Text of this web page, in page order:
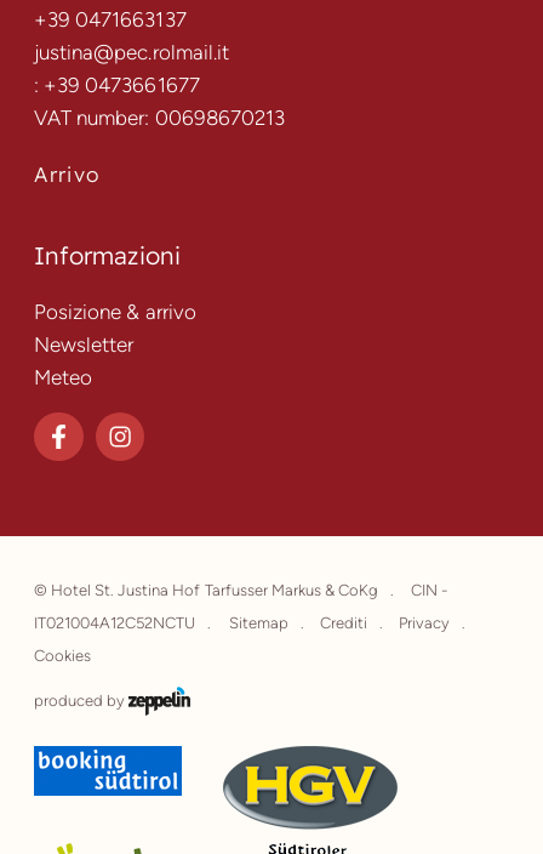
+39 0471663137
justina@pec.rolmail.it
: +39 0473661677
VAT number: 00698670213
Arrivo
Informazioni
Posizione & arrivo
Newsletter
Meteo
© Hotel St. Justina Hof Tarfusser Markus & CoKg
CIN -
IT021004A12C52NCTU
Sitemap Crediti
Privacy
Cookies
produced by